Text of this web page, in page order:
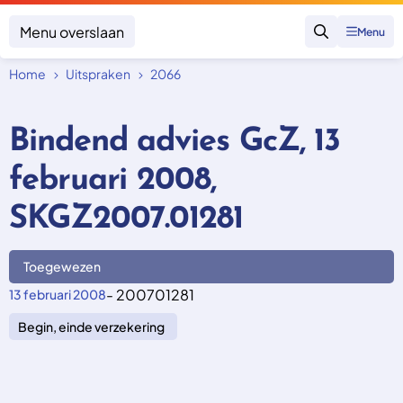
Menu overslaan
Zoeken
Menu
Onderwerpen
Zorgverzekering afsluiten
Vergoeding van zorg
Zorg in het buitenland
Geen zorgverzekering
Focus en impact
Uitspraken
Over SKGZ
Nieuws
Home Uitspraken 2066
Bindend advies GcZ, 13
februari 2008,
SKGZ2007.01281
Toegewezen
13 februari 2008- 200701281
Begin, einde verzekering